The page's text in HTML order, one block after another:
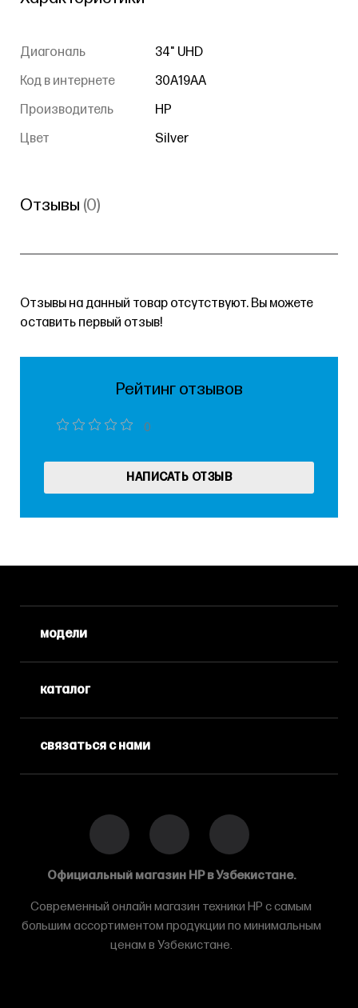
Диагональ
34" UHD
Код в интернете
30A19AA
Производитель
HP
Цвет
Silver
Отзывы (0)
Отзывы на данный товар отсутствуют. Вы можете
оставить первый отзыв!
Рейтинг отзывов
0
НАПИСАТЬ ОТЗЫВ
модели
каталог
связаться с нами
Официальный магазин HP в Узбекистане.
Современный онлайн магазин техники HP с самым
большим ассортиментом продукции по минимальным
ценам в Узбекистане.